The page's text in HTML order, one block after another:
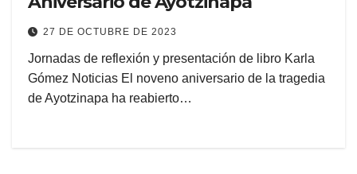
27 DE OCTUBRE DE 2023
Jornadas de reflexión y presentación de libro Karla
Gómez Noticias El noveno aniversario de la tragedia
de Ayotzinapa ha reabierto…